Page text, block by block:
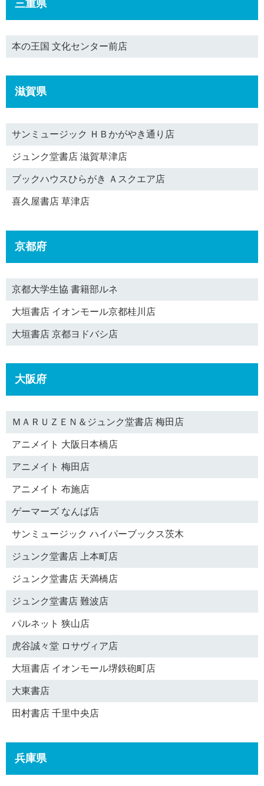
三重県
本の王国 文化センター前店
滋賀県
サンミュージック ＨＢかがやき通り店
ジュンク堂書店 滋賀草津店
ブックハウスひらがき Ａスクエア店
喜久屋書店 草津店
京都府
京都大学生協 書籍部ルネ
大垣書店 イオンモール京都桂川店
大垣書店 京都ヨドバシ店
大阪府
ＭＡＲＵＺＥＮ＆ジュンク堂書店 梅田店
アニメイト 大阪日本橋店
アニメイト 梅田店
アニメイト 布施店
ゲーマーズ なんば店
サンミュージック ハイパーブックス茨木
ジュンク堂書店 上本町店
ジュンク堂書店 天満橋店
ジュンク堂書店 難波店
パルネット 狭山店
虎谷誠々堂 ロサヴィア店
大垣書店 イオンモール堺鉄砲町店
大東書店
田村書店 千里中央店
兵庫県